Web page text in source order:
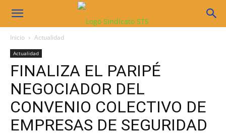
Sindicato
STS
Inicio Actualidad
Actualidad
FINALIZA EL PARIPÉ
NEGOCIADOR DEL
CONVENIO COLECTIVO DE
EMPRESAS DE SEGURIDAD